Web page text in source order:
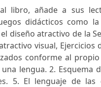
libro, añade a sus
didácticos como
diseño atractivo de la
visual, Ejercicios
conforme al
lengua. 2. Esquema
5. El lenguaje de las